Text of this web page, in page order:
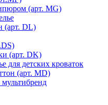
(арт. MG)
(арт. DL)
(арт. DK)
для детских кроваток
(арт. MD)